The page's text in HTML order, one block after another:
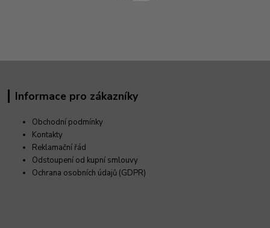
Informace pro zákazníky
Obchodní podmínky
Kontakty
Reklamační řád
Odstoupení od kupní smlouvy
Ochrana osobních údajů (GDPR)